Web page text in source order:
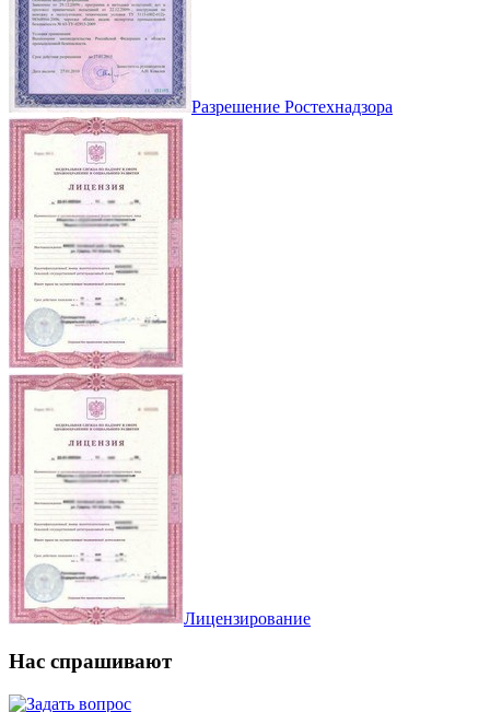
Разрешение Ростехнадзора
Лицензирование
Нас спрашивают